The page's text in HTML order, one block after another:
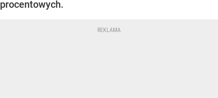
procentowych.